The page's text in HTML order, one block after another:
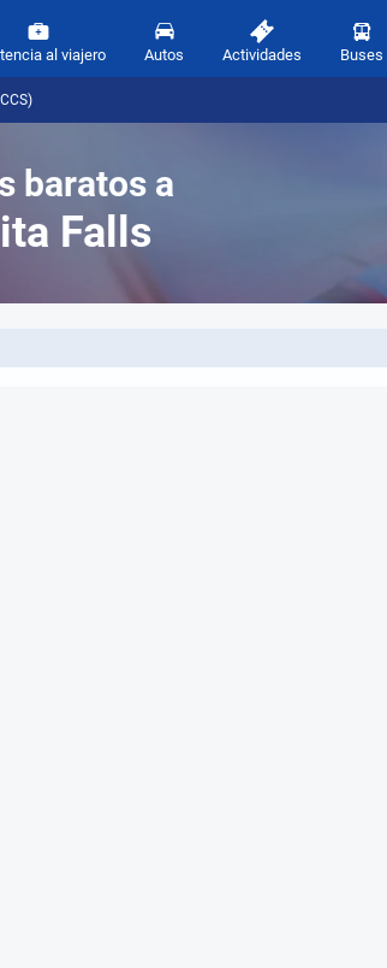
al viajero Autos Actividades Buses
baratos a
Falls